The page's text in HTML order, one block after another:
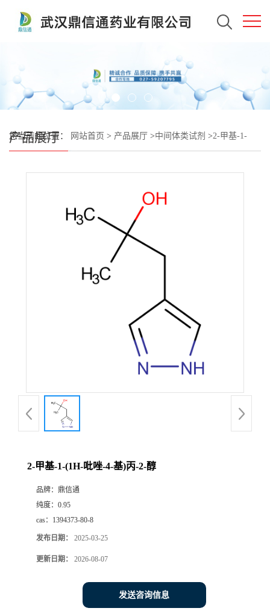
产品展厅
您当前的位置： 网站首页 > 产品展厅 >中间体类试剂 >2-甲基-1-
2-甲基-1-(1H-吡唑-4-基)丙-2-醇
品牌： 鼎信通
纯度： 0.95
cas： 1394373-80-8
发布日期： 2025-03-25
更新日期： 2026-08-07
发送咨询信息